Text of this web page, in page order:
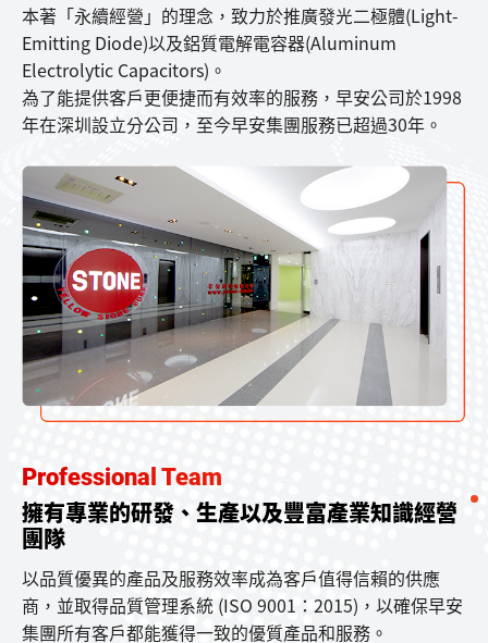
本著「永續經營」的理念，致力於推廣發光二極體(Light-
Emitting Diode)以及鋁質電解電容器(Aluminum
Electrolytic Capacitors)。
為了能提供客戶更便捷而有效率的服務，早安公司於1998
年在深圳設立分公司，至今早安集團服務已超過30年。
Professional Team
擁有專業的研發、生產以及豐富產業知識經營
團隊
以品質優異的產品及服務效率成為客戶值得信賴的供應
商，並取得品質管理系統 (ISO 9001：2015)，以確保早安
集團所有客戶都能獲得一致的優質產品和服務。